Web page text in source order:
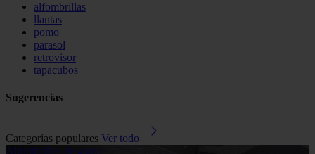
alfombrillas
llantas
pomo
parasol
retrovisor
tapacubos
Sugerencias
Categorías populares Ver todo
Alfombrillas de goma